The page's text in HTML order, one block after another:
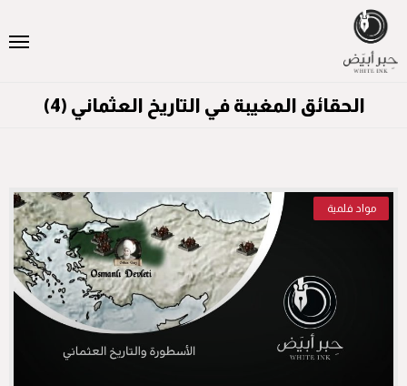
الحقائق المغيبة في التاريخ العثماني (4)
مواد فلمية